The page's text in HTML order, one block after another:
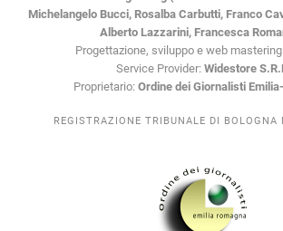
Michelangelo Bucci, Rosalba Carbutti, Franco
Alberto Lazzarini, Francesca
Progettazione, sviluppo e web mastering:
Service Provider: Widestore
Proprietario: Ordine dei Giornalisti
REGISTRAZIONE TRIBUNALE DI